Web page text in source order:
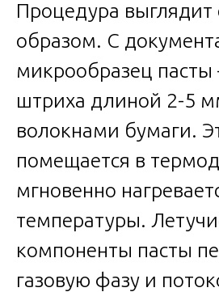
Процедура
образом. С
микрообразец
штриха длиной 2-5
волокнами бумаги.
помещается в
мгновенно
температуры.
компоненты пасты
газовую фазу и